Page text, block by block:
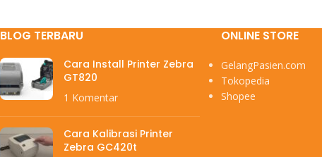
BLOG TERBARU
Cara Install Printer Zebra
GT820
1 Komentar
Cara Kalibrasi Printer
Zebra GC420t
ONLINE STORE
GelangPasien.com
Tokopedia
Shopee